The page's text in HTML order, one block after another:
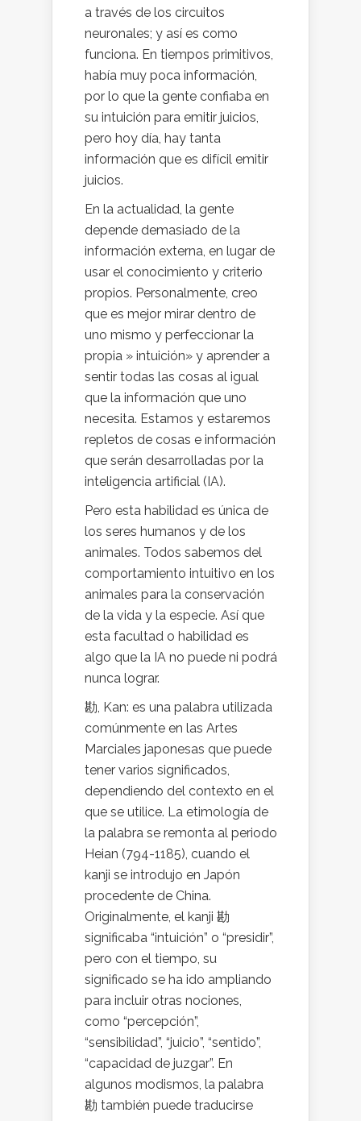
a través de los circuitos
neuronales; y así es como
funciona. En tiempos primitivos,
había muy poca información,
por lo que la gente confiaba en
su intuición para emitir juicios,
pero hoy día, hay tanta
información que es difícil emitir
juicios.
En la actualidad, la gente
depende demasiado de la
información externa, en lugar de
usar el conocimiento y criterio
propios. Personalmente, creo
que es mejor mirar dentro de
uno mismo y perfeccionar la
propia » intuición» y aprender a
sentir todas las cosas al igual
que la información que uno
necesita. Estamos y estaremos
repletos de cosas e información
que serán desarrolladas por la
inteligencia artificial (IA).
Pero esta habilidad es única de
los seres humanos y de los
animales. Todos sabemos del
comportamiento intuitivo en los
animales para la conservación
de la vida y la especie. Así que
esta facultad o habilidad es
algo que la IA no puede ni podrá
nunca lograr.
勘, Kan: es una palabra utilizada
comúnmente en las Artes
Marciales japonesas que puede
tener varios significados,
dependiendo del contexto en el
que se utilice. La etimología de
la palabra se remonta al periodo
Heian (794-1185), cuando el
kanji se introdujo en Japón
procedente de China.
Originalmente, el kanji 勘
significaba “intuición” o “presidir”,
pero con el tiempo, su
significado se ha ido ampliando
para incluir otras nociones,
como “percepción”,
“sensibilidad”, “juicio”, “sentido”,
“capacidad de juzgar”. En
algunos modismos, la palabra
勘 también puede traducirse